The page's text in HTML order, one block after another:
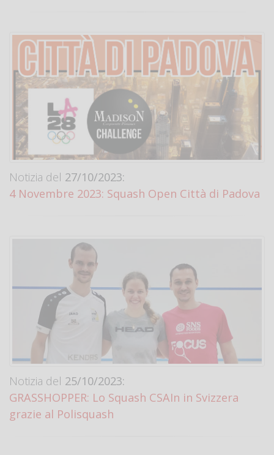
Notizia del 27/10/2023:
4 Novembre 2023: Squash Open Città di Padova
Notizia del 25/10/2023:
GRASSHOPPER: Lo Squash CSAIn in Svizzera
grazie al Polisquash